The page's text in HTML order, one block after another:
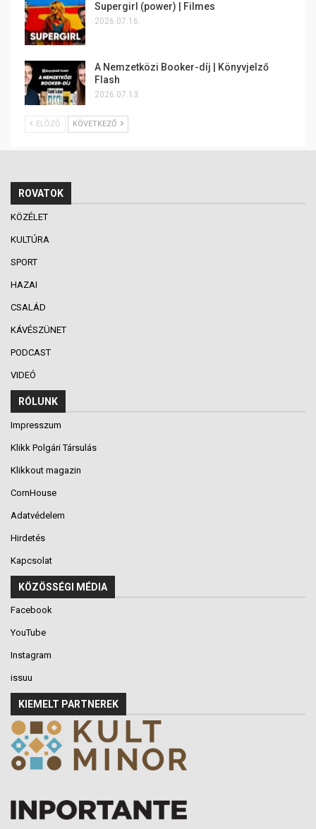
Supergirl (power) | Filmes
2026.07.16.
A Nemzetközi Booker-díj | Könyvjelző
Flash
2026.07.13.
ELŐZŐ KÖVETKEZŐ
ROVATOK
KÖZÉLET
KULTÚRA
SPORT
HAZAI
CSALÁD
KÁVÉSZÜNET
PODCAST
VIDEÓ
RÓLUNK
Impresszum
Klikk Polgári Társulás
Klikkout magazin
CornHouse
Adatvédelem
Hirdetés
Kapcsolat
KÖZÖSSÉGI MÉDIA
Facebook
YouTube
Instagram
issuu
KIEMELT PARTNEREK